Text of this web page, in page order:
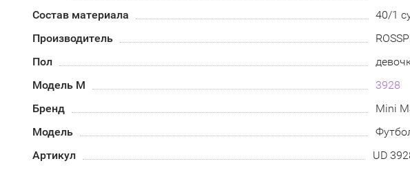
Состав материала
40/1
Производитель
Пол
Модель М
3928
Бренд
Mini
Модель
Артикул
UD